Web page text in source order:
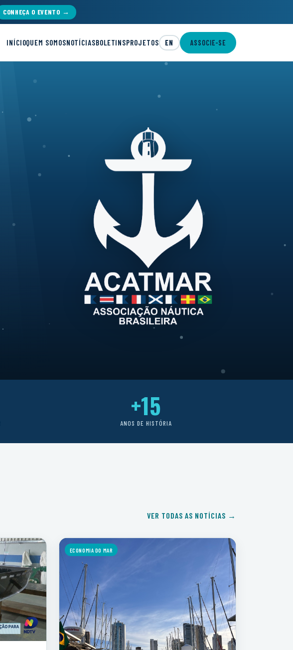
CONHEÇA O EVENTO →
INÍCIOQUEM SOMOSNOTÍCIASBOLETINSPROJETOS EN ASSOCIE-SE
+15
ANOS DE HISTÓRIA
VER TODAS AS NOTÍCIAS →
ECONOMIA DO MAR